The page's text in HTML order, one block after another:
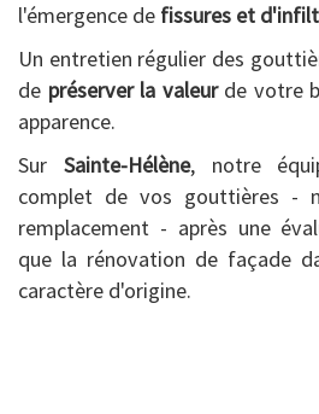
l'émergence de fissures et
Un entretien régulier des
de préserver la valeurde votre
apparence.
Sur Sainte-Hélène, notre
complet de vos gouttières -
remplacement - après une
que la rénovation de façade
caractère d'origine.